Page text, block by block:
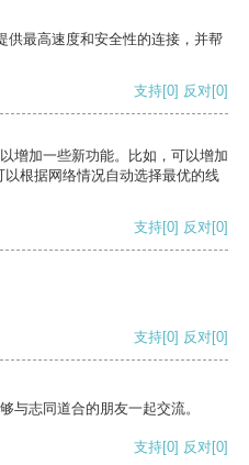
供最高速度和安全性的连接，并帮
支持[0] 反对[0]
增加一些新功能。比如，可以增加
根据网络情况自动选择最优的线
支持[0] 反对[0]
支持[0] 反对[0]
与志同道合的朋友一起交流。
支持[0] 反对[0]